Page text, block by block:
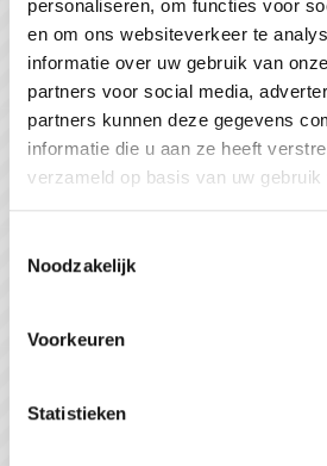
personaliseren, om functies voor
en om ons websiteverkeer te
informatie over uw gebruik van
partners voor social media,
partners kunnen deze gegevens
informatie die u aan ze heeft
verzameld op basis van uw
Noodzakelijk
Voorkeuren
Statistieken